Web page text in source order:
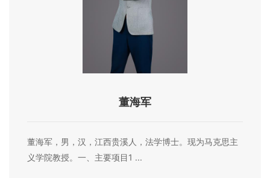
董海军
董海军，男，汉，江西贵溪人，法学博士。现为马克思主
义学院教授。一、主要项目1 ...